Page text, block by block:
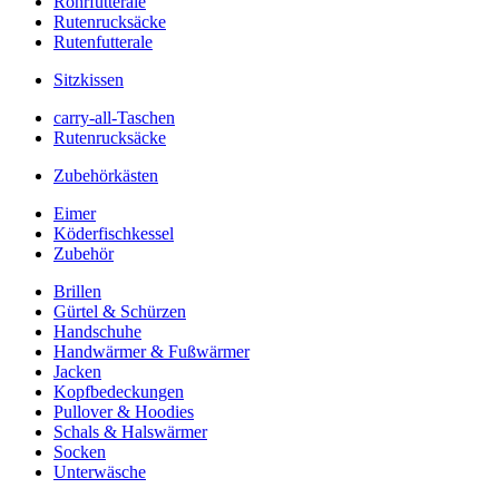
Rutenrucksäcke
Rutenfutterale
Sitzkissen
carry-all-Taschen
Rutenrucksäcke
Zubehörkästen
Eimer
Köderfischkessel
Zubehör
Brillen
Gürtel & Schürzen
Handschuhe
Handwärmer & Fußwärmer
Jacken
Kopfbedeckungen
Pullover & Hoodies
Schals & Halswärmer
Socken
Unterwäsche